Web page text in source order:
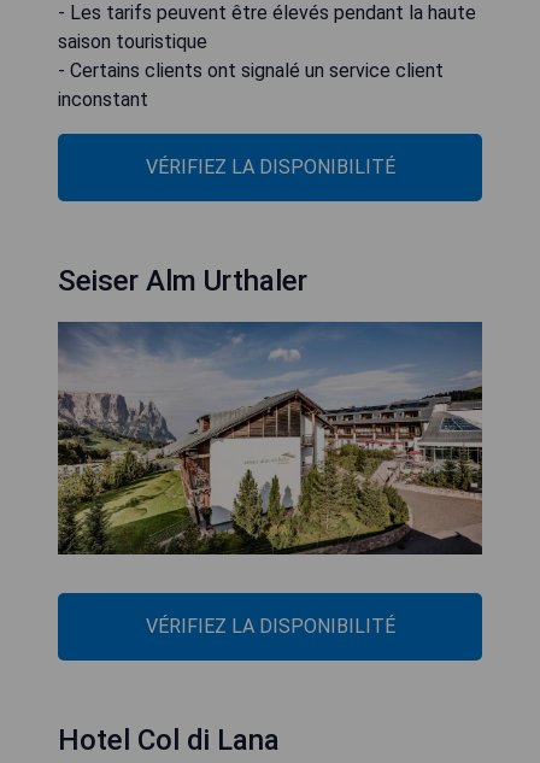
- Les tarifs peuvent être élevés pendant la haute
saison touristique
- Certains clients ont signalé un service client
inconstant
VÉRIFIEZ LA DISPONIBILITÉ
Seiser Alm Urthaler
VÉRIFIEZ LA DISPONIBILITÉ
Hotel Col di Lana